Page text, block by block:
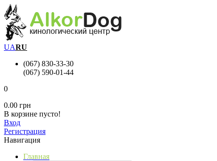
UARU
(067) 830-33-30
(067) 590-01-44
0
0.00 грн
В корзине пусто!
Вход
Регистрация
Навигация
Главная